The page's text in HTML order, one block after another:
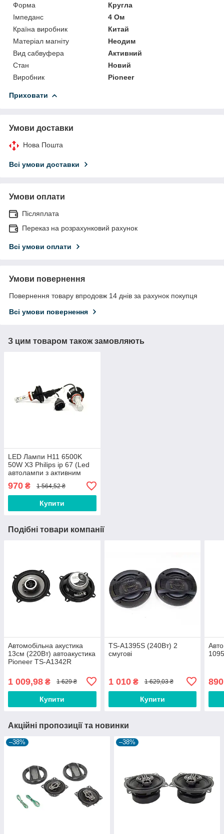
Форма
Кругла
Імпеданс
4 Ом
Країна виробник
Китай
Матеріал магніту
Неодим
Вид сабвуфера
Активний
Стан
Новий
Виробник
Pioneer
Приховати
Умови доставки
Нова Пошта
Всі умови доставки
Умови оплати
Післяплата
Переказ на розрахунковий рахунок
Всі умови оплати
Умови повернення
Повернення товару впродовж 14 днів за рахунок покупця
Всі умови повернення
З цим товаром також замовляють
LED Лампи H11 6500K
50W X3 Philips ip 67 (Led
автолампи з активним
охолодженням )
970 ₴ 1 564,52 ₴
Купити
Подібні товари компанії
Автомобільна акустика
13см (220Вт) автоакустика
Pioneer TS-A1342R
1 009,98 ₴ 1 629 ₴
Купити
TS-A1395S (240Вт) 2
смугові
1 010₴ 1 629,03 ₴
Купити
890
Акційні пропозиції та новинки
–38% –38%